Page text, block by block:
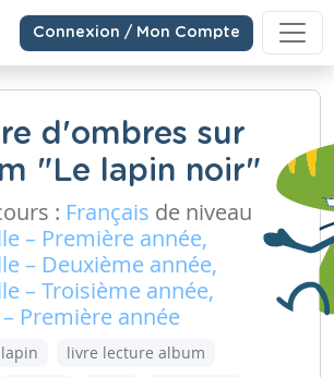
Connexion / Mon Compte
d'ombres sur
"Le lapin noir"
: Français de niveau
– Première année,
– Deuxième année,
– Troisième année,
Première année
lapin
livre lecture album